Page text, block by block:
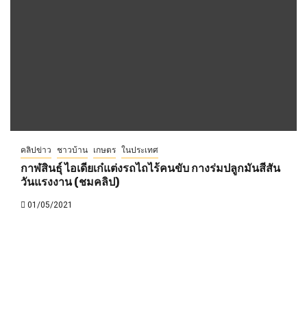
คลิปข่าว ชาวบ้าน เกษตร ในประเทศ
กาฬสินธุ์ ไอเดียเก๋แต่งรถไถไร้คนขับ กางร่มปลูกมันสีสัน
วันแรงงาน (ชมคลิป)
01/05/2021